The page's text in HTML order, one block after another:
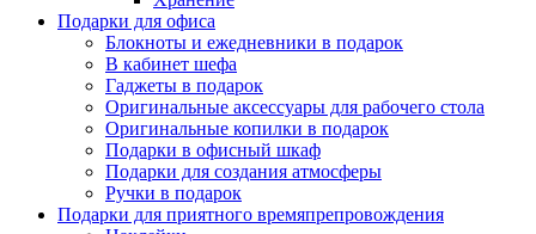
Подарки для офиса
Блокноты и ежедневники в подарок
В кабинет шефа
Гаджеты в подарок
Оригинальные аксессуары для рабочего стола
Оригинальные копилки в подарок
Подарки в офисный шкаф
Подарки для создания атмосферы
Ручки в подарок
Подарки для приятного времяпрепровождения